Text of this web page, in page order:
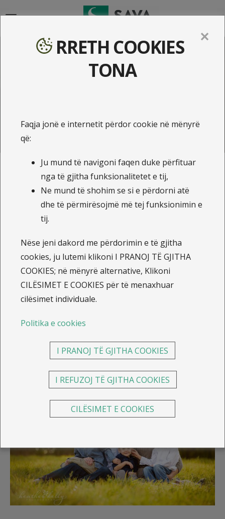
Sigurimi shëndetësor
Sigurimi i shëndetit grupor
Sigurimi shëndetësor - SAVA
SIGURIMI
financiar për shpenzimet shëndetësore për trajtimet e
mundëshme në spital apo ambulantore nga
sëmundjet e ndryshme, kujdesin parandalues, lëndime
Kompania e Sigurimeve "SAVA
mire duke ofruar:
✕
RRETH COOKIES
TONA
Faqja jonë e internetit përdor cookie në mënyrë
që:
Ju mund të navigoni faqen duke përfituar
nga të gjitha funksionalitetet e tij,
Ne mund të shohim se si e përdorni atë
dhe të përmirësojmë më tej funksionimin e
tij.
Nëse jeni dakord me përdorimin e të gjitha
cookies, ju lutemi klikoni I PRANOJ TË GJITHA
COOKIES; në mënyrë alternative, Klikoni
CILËSIMET E COOKIES për të menaxhuar
cilësimet individuale.
Politika e cookies
I PRANOJ TË GJITHA COOKIES
I REFUZOJ TË GJITHA COOKIES
CILËSIMET E COOKIES